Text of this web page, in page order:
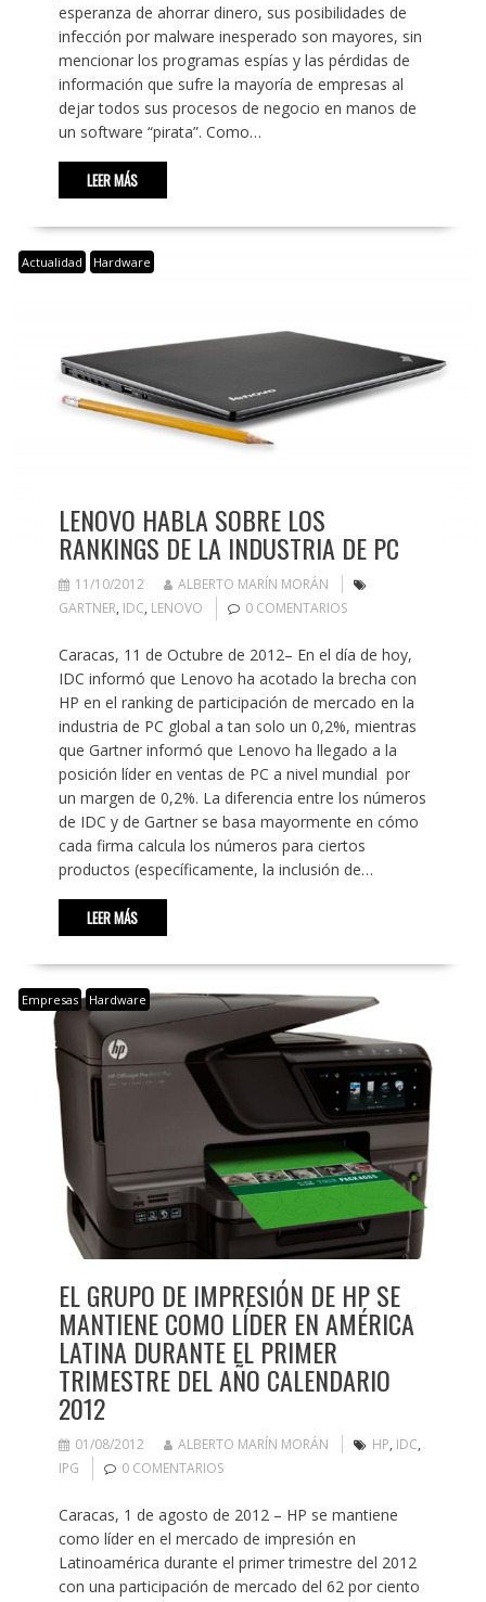
esperanza de ahorrar dinero, sus posibilidades de
infección por malware inesperado son mayores, sin
mencionar los programas espías y las pérdidas de
información que sufre la mayoría de empresas al
dejar todos sus procesos de negocio en manos de
un software “pirata”. Como…
LEER MÁS
Actualidad Hardware
LENOVO HABLA SOBRE LOS
RANKINGS DE LA INDUSTRIA DE PC
11/10/2012
ALBERTO MARÍN MORÁN
GARTNER, IDC, LENOVO 0 COMENTARIOS
Caracas, 11 de Octubre de 2012– En el día de hoy,
IDC informó que Lenovo ha acotado la brecha con
HP en el ranking de participación de mercado en la
industria de PC global a tan solo un 0,2%, mientras
que Gartner informó que Lenovo ha llegado a la
posición líder en ventas de PC a nivel mundial por
un margen de 0,2%. La diferencia entre los números
de IDC y de Gartner se basa mayormente en cómo
cada firma calcula los números para ciertos
productos (específicamente, la inclusión de…
LEER MÁS
Empresas Hardware
EL GRUPO DE IMPRESIÓN DE HP SE
MANTIENE COMO LÍDER EN AMÉRICA
LATINA DURANTE EL PRIMER
TRIMESTRE DEL AÑO CALENDARIO
2012
01/08/2012 ALBERTO MARÍN MORÁN HP, IDC,
IPG
0 COMENTARIOS
Caracas, 1 de agosto de 2012 – HP se mantiene
como líder en el mercado de impresión en
Latinoamérica durante el primer trimestre del 2012
con una participación de mercado del 62 por ciento